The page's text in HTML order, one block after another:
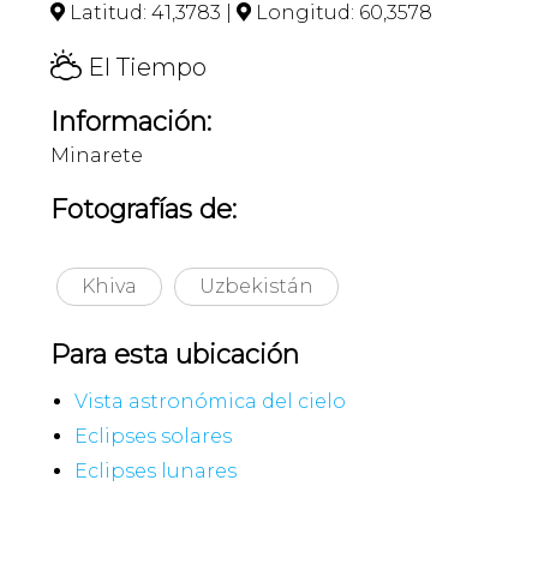
 Latitud: 41,3783 |  Longitud: 60,3578
H El Tiempo
Información:
Minarete
Fotografías de:
Khiva Uzbekistán
Para esta ubicación
Vista astronómica del cielo
Eclipses solares
Eclipses lunares